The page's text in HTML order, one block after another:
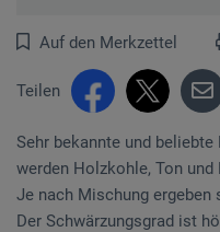
Auf den Merkzettel
Teilen
Sehr bekannte und
werden Holzkohle, Ton
Je nach Mischung ergeben
Der Schwärzungsgrad ist